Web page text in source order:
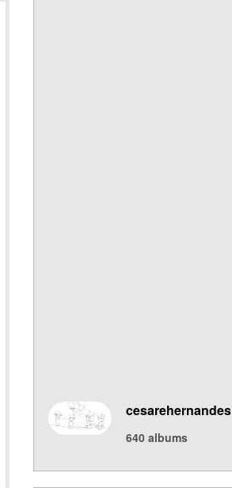
cesarehernandes
640 albums